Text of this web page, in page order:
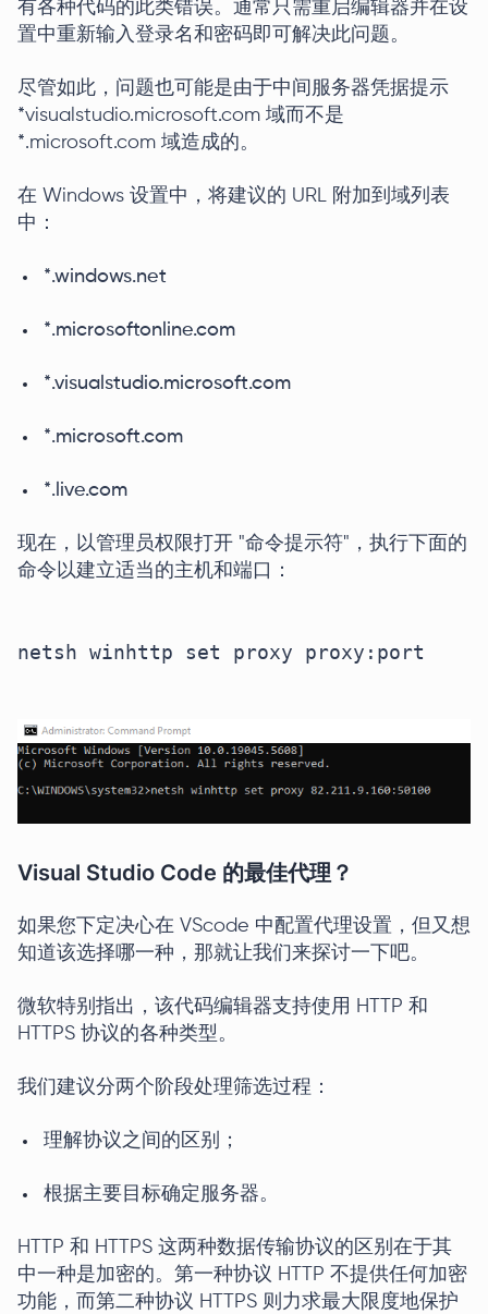
有各种代码的此类错误。通常只需重启编辑器并在设
置中重新输入登录名和密码即可解决此问题。
尽管如此，问题也可能是由于中间服务器凭据提示
*visualstudio.microsoft.com 域而不是
*.microsoft.com 域造成的。
在 Windows 设置中，将建议的 URL 附加到域列表
中：
*.windows.net
*.microsoftonline.com
*.visualstudio.microsoft.com
*.microsoft.com
*.live.com
现在，以管理员权限打开 "命令提示符"，执行下面的
命令以建立适当的主机和端口：
netsh winhttp set proxy proxy:port
Visual Studio Code 的最佳代理？
如果您下定决心在 VScode 中配置代理设置，但又想
知道该选择哪一种，那就让我们来探讨一下吧。
微软特别指出，该代码编辑器支持使用 HTTP 和
HTTPS 协议的各种类型。
我们建议分两个阶段处理筛选过程：
理解协议之间的区别；
根据主要目标确定服务器。
HTTP 和 HTTPS 这两种数据传输协议的区别在于其
中一种是加密的。第一种协议 HTTP 不提供任何加密
功能，而第二种协议 HTTPS 则力求最大限度地保护